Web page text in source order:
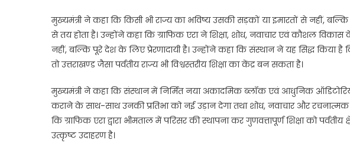
मुख्यमंत्री ने कहा कि किसी भी राज्य का भविष्य उसकी सड़कों या इमारतों से नहीं,
से तय होता है। उन्होंने कहा कि ग्राफिक एरा ने शिक्षा, शोध, नवाचार एवं कौशल
नहीं, बल्कि पूरे देश के लिए प्रेरणादायी है। उन्होंने कहा कि संस्थान ने यह सिद्ध किया
तो उत्तराखण्ड जैसा पर्वतीय राज्य भी विश्वस्तरीय शिक्षा का केंद्र बन सकता है।
मुख्यमंत्री ने कहा कि संस्थान में निर्मित नया अकादमिक ब्लॉक एवं आधुनिक
कराने के साथ-साथ उनकी प्रतिभा को नई उड़ान देगा तथा शोध, नवाचार और
कि ग्राफिक एरा द्वारा भीमताल में परिसर की स्थापना कर गुणवत्तापूर्ण शिक्षा को
उत्कृष्ट उदाहरण है।